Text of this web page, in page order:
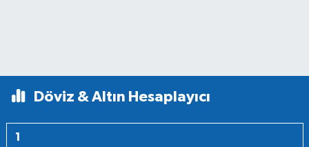
Döviz & Altın Hesaplayıcı